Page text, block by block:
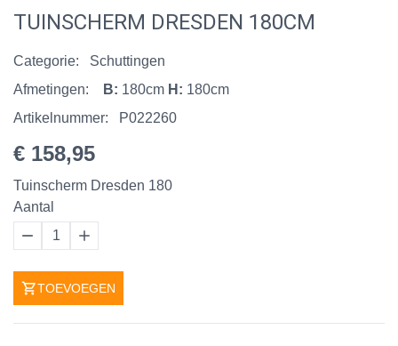
TUINSCHERM DRESDEN 180CM
Categorie:
Schuttingen
Afmetingen:
B: 180cm H: 180cm
Artikelnummer:
P022260
€ 158,95
Tuinscherm Dresden 180
Aantal
1
TOEVOEGEN